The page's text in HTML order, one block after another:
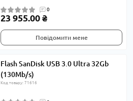
0
23 955.00 ₴
Повідомити мене
Flash SanDisk USB 3.0 Ultra 32Gb
(130Mb/s)
Код товару: 71616